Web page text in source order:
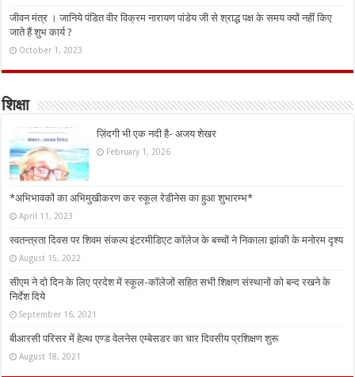
जीवन मंत्र । जानिये पंडित वीर विक्रम नारायण पांडेय जी से श्राद्ध पक्ष के समय क्यों नहीं किए
जाते हैं शुभ कार्य ?
October 1, 2023
शिक्षा
ज़िंदगी भी एक नदी है- अजय शेखर
February 1, 2026
*अभिभावकों का अभिमुखीकरण कर स्कूल रेडीनेस का हुआ शुभारम्भ*
April 11, 2023
स्वतन्त्रता दिवस पर शिवम संकल्प इंटरमीडिएट कॉलेज के बच्चों ने निकाला झांकी के मनोरम दृश्य
August 15, 2022
सीएम ने दो दिन के लिए प्रदेश में स्कूल-कॉलेजों सहित सभी शिक्षण संस्थानों को बन्द रखने के
निर्देश दिये
September 16, 2021
बीआरसी परिसर में हेल्थ एण्ड वेलनेस एम्बेसडर का चार दिवसीय प्रशिक्षण शुरू
August 18, 2021